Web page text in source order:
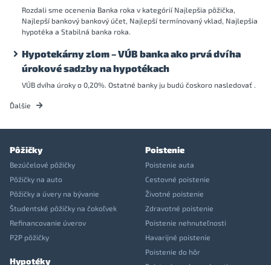
Rozdali sme ocenenia Banka roka v kategórií Najlepšia pôžička,
Najlepší bankový bankový účet, Najlepší termínovaný vklad, Najlepšia
hypotéka a Stabilná banka roka.
Hypotekárny zlom – VÚB banka ako prvá dvíha
úrokové sadzby na hypotékach
VÚB dvíha úroky o 0,20%. Ostatné banky ju budú čoskoro nasledovať .
Ďalšie
Pôžičky
Bezúčelové pôžičky
Pôžičky na auto
Pôžičky a úvery na bývanie
Študentské pôžičky na čokoľvek
Refinancovanie úverov
P2P pôžičky
Hypotéky
Poistenie
Poistenie auta
Cestovné poistenie
Životné poistenie
Zdravotné poistenie
Poistenie nehnuteľnosti
Havarijné poistenie
Poistenie do hôr